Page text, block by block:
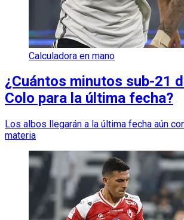
Calculadora en mano
¿Cuántos minutos sub-21
Colo para la última fecha?
Los albos llegarán a la última fecha aún
materia